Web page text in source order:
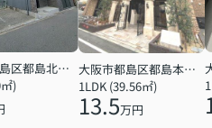
大阪市都島区都島北通２丁目
)
大阪市都島区都島本通３丁目
1LDK (39.56㎡)
13.5万円